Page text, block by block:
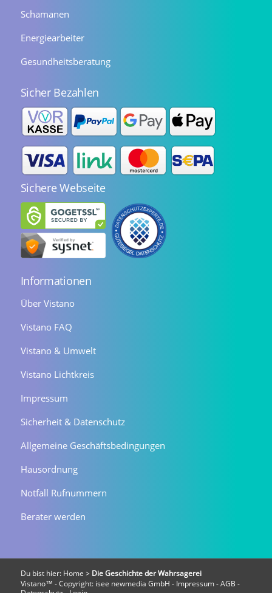
Schamanen
Energiearbeiter
Gesundheitsberatung
Sicher Bezahlen
Sichere Webseite
Informationen
Über Vistano
Vistano FAQ
Vistano & Umwelt
Vistano Lichtkreis
Impressum
Sicherheit & Datenschutz
Allgemeine Geschäftsbedingungen
Hausordnung
Notfall Rufnummern
Berater werden
Du bist hier: Home > Die Geschichte der Wahrsagerei
Vistano™ - Copyright: isee newmedia GmbH - Impressum-AGB -